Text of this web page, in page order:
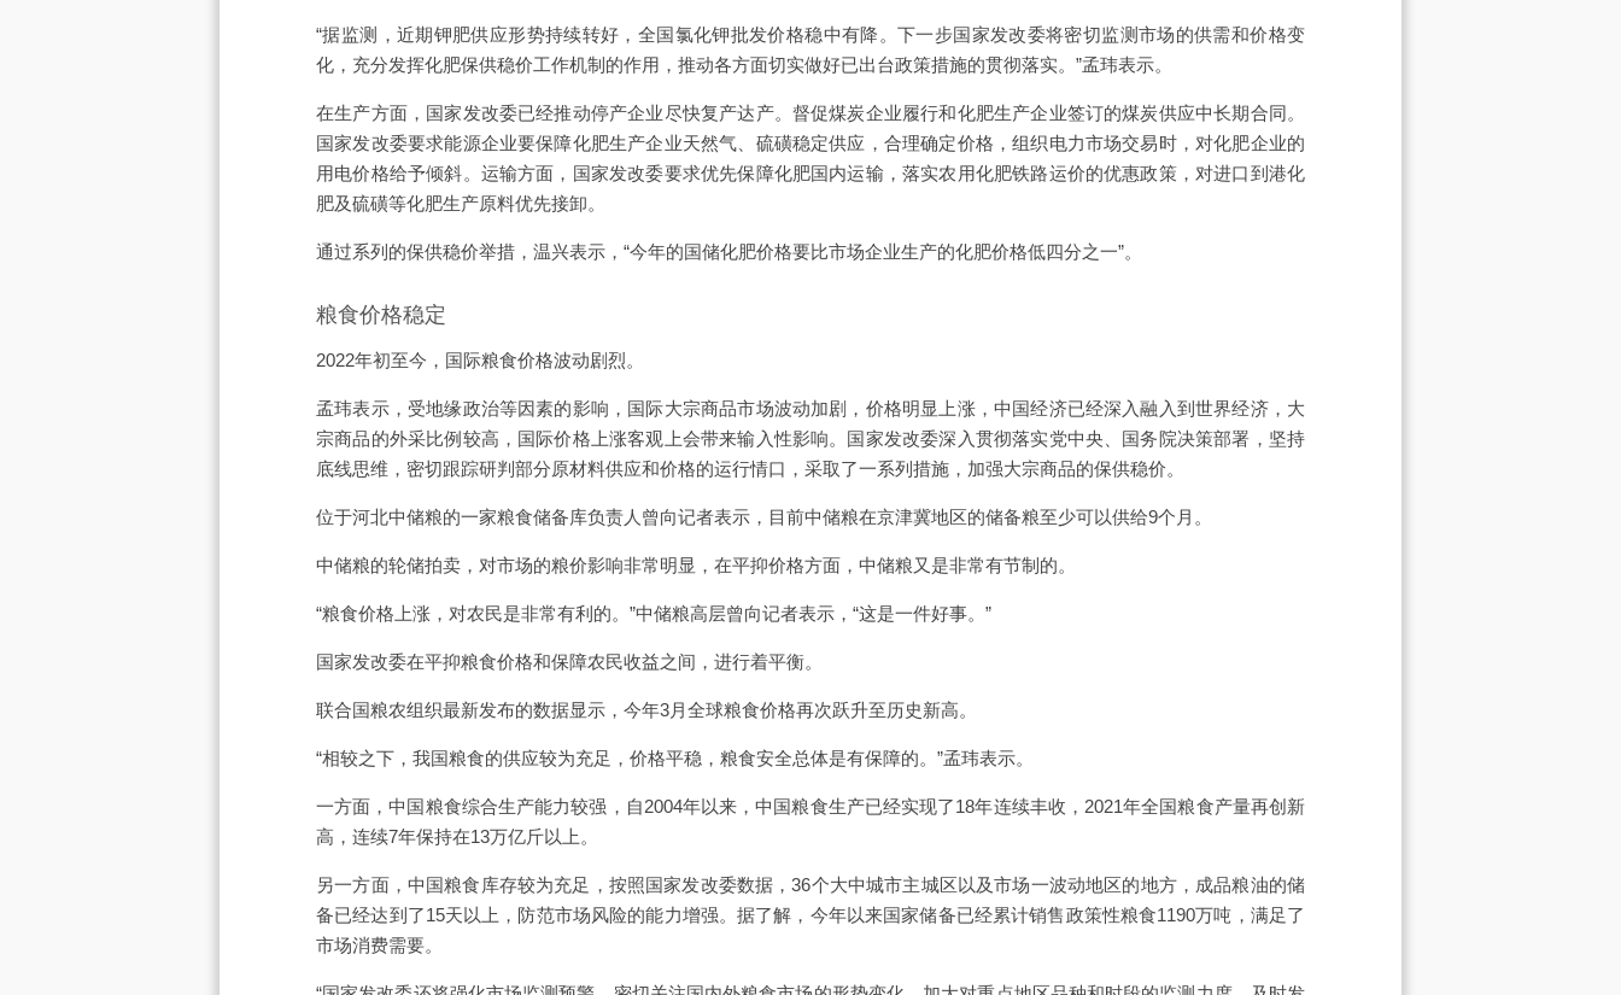
“据监测，近期钾肥供应形势持续转好，全国氯化钾批发价格稳中有降。下一步国家发改委将密切监测市场的供需和价格变
化，充分发挥化肥保供稳价工作机制的作用，推动各方面切实做好已出台政策措施的贯彻落实。”孟玮表示。
在生产方面，国家发改委已经推动停产企业尽快复产达产。督促煤炭企业履行和化肥生产企业签订的煤炭供应中长期合同。
国家发改委要求能源企业要保障化肥生产企业天然气、硫磺稳定供应，合理确定价格，组织电力市场交易时，对化肥企业的
用电价格给予倾斜。运输方面，国家发改委要求优先保障化肥国内运输，落实农用化肥铁路运价的优惠政策，对进口到港化
肥及硫磺等化肥生产原料优先接卸。
通过系列的保供稳价举措，温兴表示，“今年的国储化肥价格要比市场企业生产的化肥价格低四分之一”。
粮食价格稳定
2022年初至今，国际粮食价格波动剧烈。
孟玮表示，受地缘政治等因素的影响，国际大宗商品市场波动加剧，价格明显上涨，中国经济已经深入融入到世界经济，大
宗商品的外采比例较高，国际价格上涨客观上会带来输入性影响。国家发改委深入贯彻落实党中央、国务院决策部署，坚持
底线思维，密切跟踪研判部分原材料供应和价格的运行情口，采取了一系列措施，加强大宗商品的保供稳价。
位于河北中储粮的一家粮食储备库负责人曾向记者表示，目前中储粮在京津冀地区的储备粮至少可以供给9个月。
中储粮的轮储拍卖，对市场的粮价影响非常明显，在平抑价格方面，中储粮又是非常有节制的。
“粮食价格上涨，对农民是非常有利的。”中储粮高层曾向记者表示，“这是一件好事。”
国家发改委在平抑粮食价格和保障农民收益之间，进行着平衡。
联合国粮农组织最新发布的数据显示，今年3月全球粮食价格再次跃升至历史新高。
“相较之下，我国粮食的供应较为充足，价格平稳，粮食安全总体是有保障的。”孟玮表示。
一方面，中国粮食综合生产能力较强，自2004年以来，中国粮食生产已经实现了18年连续丰收，2021年全国粮食产量再创新
高，连续7年保持在13万亿斤以上。
另一方面，中国粮食库存较为充足，按照国家发改委数据，36个大中城市主城区以及市场一波动地区的地方，成品粮油的储
备已经达到了15天以上，防范市场风险的能力增强。据了解，今年以来国家储备已经累计销售政策性粮食1190万吨，满足了
市场消费需要。